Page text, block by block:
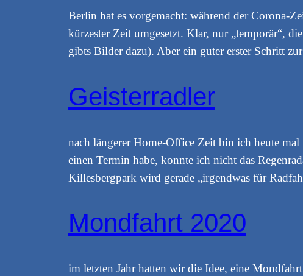
Berlin hat es vorgemacht: während der Corona-
kürzester Zeit umgesetzt. Klar, nur „temporär“,
gibts Bilder dazu). Aber ein guter erster Schritt
Geisterradler
nach längerer Home-Office Zeit bin ich heute
einen Termin habe, konnte ich nicht das
Killesbergpark wird gerade „irgendwas für
Mondfahrt 2020
im letzten Jahr hatten wir die Idee, eine